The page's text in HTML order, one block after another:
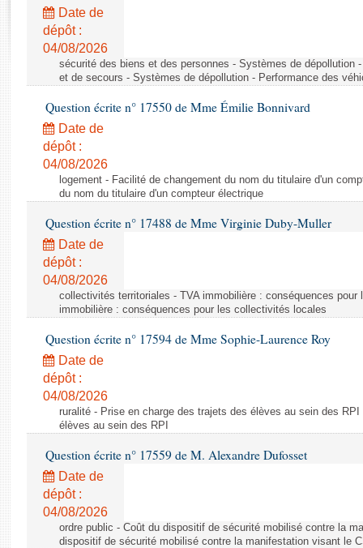
Rapports législatifs
Rapports sur l'application des lois
Baromètre de l’application des lois
Dossiers législatifs
Budget et sécurité sociale
Questions écrites et orales
Comptes rendus des débats
Date de
dépôt :
04/08/2026
sécurité des biens et des personnes - Systèmes de dépollution
et de secours - Systèmes de dépollution - Performance des
Question écrite n° 17550 de Mme Émilie Bonnivard
Date de
dépôt :
04/08/2026
logement - Facilité de changement du nom du titulaire d'un
du nom du titulaire d'un compteur électrique
Question écrite n° 17488 de Mme Virginie Duby-Muller
Date de
dépôt :
04/08/2026
collectivités territoriales - TVA immobilière : conséquences
immobilière : conséquences pour les collectivités locales
Question écrite n° 17594 de Mme Sophie-Laurence Roy
Date de
dépôt :
04/08/2026
ruralité - Prise en charge des trajets des élèves au sein des
élèves au sein des RPI
Question écrite n° 17559 de M. Alexandre Dufosset
Date de
dépôt :
04/08/2026
ordre public - Coût du dispositif de sécurité mobilisé contre la
dispositif de sécurité mobilisé contre la manifestation visant le